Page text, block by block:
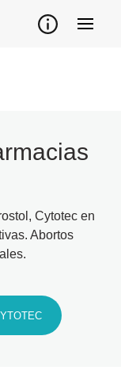
Cytotec en
Abortos